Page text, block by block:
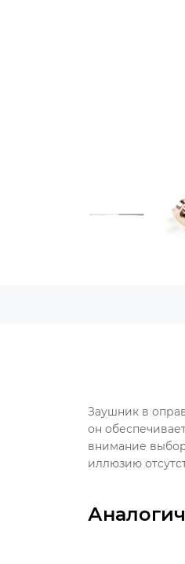
Заушник в
он
внимание
иллюзию